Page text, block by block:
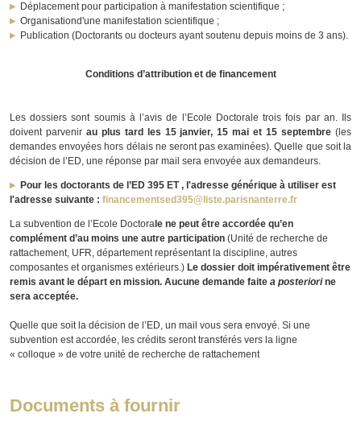
Déplacement pour participation à manifestation scientifique ;
Organisationd'une manifestation scientifique ;
Publication (Doctorants ou docteurs ayant soutenu depuis moins de 3 ans).
Conditions d’attribution et de financement
Les dossiers sont soumis à l’avis de l’Ecole Doctorale trois fois par an. Ils
doivent parvenir au plus tard les 15 janvier, 15 mai et 15 septembre (les
demandes envoyées hors délais ne seront pas examinées). Quelle que soit la
décision de l’ED, une réponse par mail sera envoyée aux demandeurs.
Pour les doctorants de l’ED 395 ET , l'adresse générique à utiliser est
l'adresse suivante : financementsed395@liste.parisnanterre.fr
La subvention de l’Ecole Doctora le ne peut être accordée qu’en
complément d’au moins une autre participation (Unité de recherche de
rattachement, UFR, département représentant la discipline, autres
composantes et organismes extérieurs.) Le dossier doit impérativement être
remis avant le départ en mission. Aucune demande faite a posteriorine
sera acceptée.
Quelle que soit la décision de l’ED, un mail vous sera envoyé. Si une
subvention est accordée, les crédits seront transférés vers la ligne
« colloque » de votre unité de recherche de rattachement
Documents à fournir